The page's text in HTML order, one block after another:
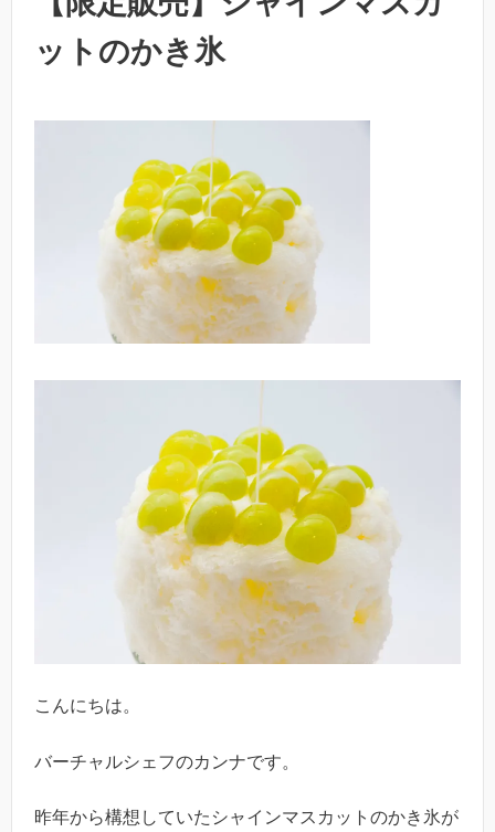
ットのかき氷
こんにちは。
バーチャルシェフのカンナです。
昨年から構想していたシャインマスカットのかき氷が